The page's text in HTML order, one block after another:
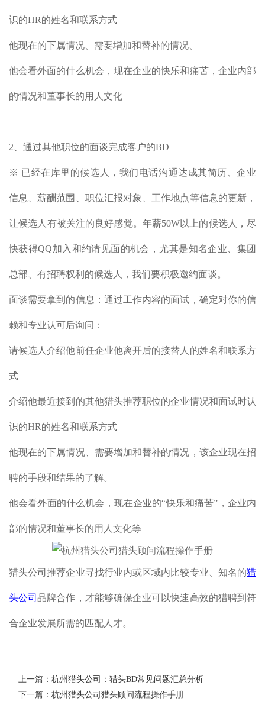
识的HR的姓名和联系方式
他现在的下属情况、需要增加和替补的情况、
他会看外面的什么机会，现在企业的快乐和痛苦，企业内部
的情况和董事长的用人文化
2、通过其他职位的面谈完成客户的BD
※ 已经在库里的候选人，我们电话沟通达成其简历、企业
信息、薪酬范围、职位汇报对象、工作地点等信息的更新，
让候选人有被关注的良好感觉。年薪50W以上的候选人，尽
快获得QQ加入和约请见面的机会，尤其是知名企业、集团
总部、有招聘权利的候选人，我们要积极邀约面谈。
面谈需要拿到的信息：通过工作内容的面试，确定对你的信
赖和专业认可后询问：
请候选人介绍他前任企业他离开后的接替人的姓名和联系方
式
介绍他最近接到的其他猎头推荐职位的企业情况和面试时认
识的HR的姓名和联系方式
他现在的下属情况、需要增加和替补的情况，该企业现在招
聘的手段和结果的了解。
他会看外面的什么机会，现在企业的“快乐和痛苦”，企业内
部的情况和董事长的用人文化等
猎头公司推荐企业寻找行业内或区域内比较专业、知名的猎
头公司品牌合作，才能够确保企业可以快速高效的猎聘到符
合企业发展所需的匹配人才。
上一篇： 杭州猎头公司：猎头BD常见问题汇总分析
下一篇： 杭州猎头公司猎头顾问流程操作手册